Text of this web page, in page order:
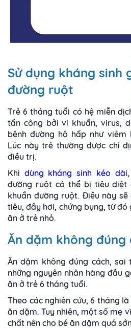
Sử dụng kháng sinh
đường ruột
Trẻ 6 tháng tuổi có hệ miễn
tấn công bởi vi khuẩn, virus,
bệnh đường hô hấp như viêm
Lúc này trẻ thường được chỉ
điều trị.
Khi dùng kháng sinh kéo dài
đường ruột có thể bị tiêu
khuẩn đường ruột. Điều này
tiêu, đầy hơi, chứng bụng, từ
ăn ở trẻ nhỏ.
Ăn dặm không đúng
Ăn dặm không đúng cách,
những nguyên nhân hàng đầu
ăn ở trẻ 6 tháng tuổi.
Theo các nghiên cứu, 6 tháng
ăn dặm. Tuy nhiên, một số mẹ
chất nên cho bé ăn dặm quá